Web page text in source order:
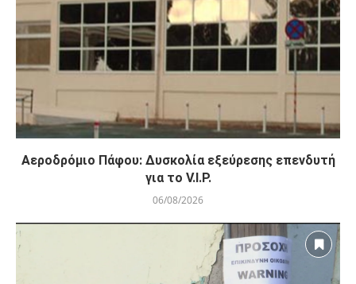
Αεροδρόμιο Πάφου: Δυσκολία εξεύρεσης επενδυτή
για το V.I.P.
06/08/2026